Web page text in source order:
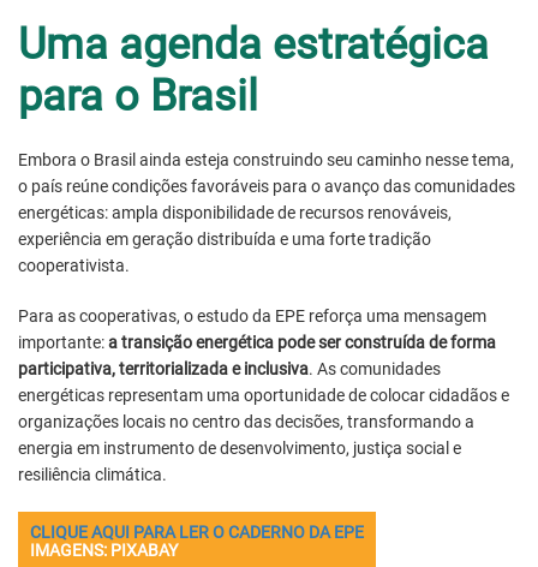
Uma agenda estratégica
para o Brasil
Embora o Brasil ainda esteja construindo seu caminho nesse tema,
o país reúne condições favoráveis para o avanço das comunidades
energéticas: ampla disponibilidade de recursos renováveis,
experiência em geração distribuída e uma forte tradição
cooperativista.
Para as cooperativas, o estudo da EPE reforça uma mensagem
importante:a transição energética pode ser construída de forma
participativa, territorializada e inclusiva. As comunidades
energéticas representam uma oportunidade de colocar cidadãos e
organizações locais no centro das decisões, transformando a
energia em instrumento de desenvolvimento, justiça social e
resiliência climática.
CLIQUE AQUI PARA LER O CADERNO DA EPE
IMAGENS: PIXABAY